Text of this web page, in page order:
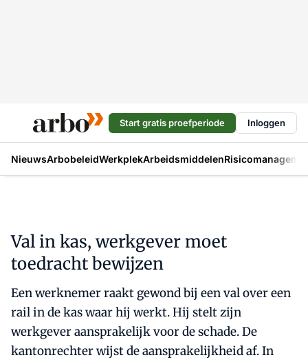
Start gratis proefperiode Inloggen
NieuwsArbobeleidWerkplekArbeidsmiddelen
Val in kas, werkgever moet
toedracht bewijzen
Een werknemer raakt gewond bij een val over een
rail in de kas waar hij werkt. Hij stelt zijn
werkgever aansprakelijk voor de schade. De
kantonrechter wijst de aansprakelijkheid af. In